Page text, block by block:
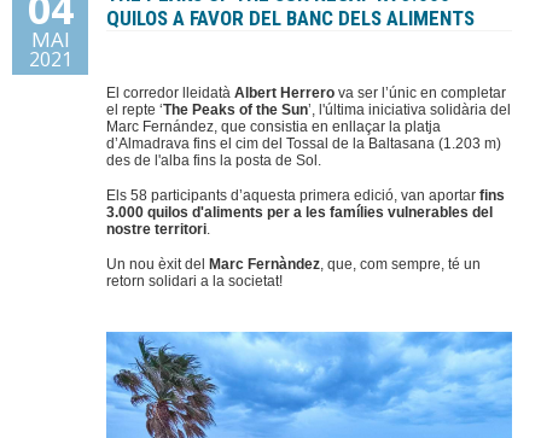
Donacions
MAI
2021
QUILOS A FAVOR DEL BANC DELS ALIMENTS
El corredor lleidatàAlbert Herrero va ser l’únic en completar
el repte ‘The Peaks of the Sun’, l'última iniciativa solidària del
Marc Fernández, que consistia en enllaçar la platja
d’Almadrava fins el cim del Tossal de la Baltasana (1.203 m)
des de l'alba fins la posta de Sol.
Els 58 participants d’aquesta primera edició, van aportarfins
3.000 quilos d'aliments per a les famílies vulnerables del
nostre territori
Un nou èxit delMarc Fernàndez , que, com sempre, té un
retorn solidari a la societat!